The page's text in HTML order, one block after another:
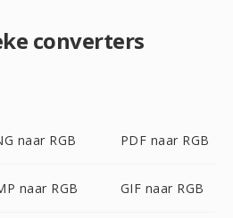
converters
naar RGB PDF naar RGB
naar RGB GIF naar RGB